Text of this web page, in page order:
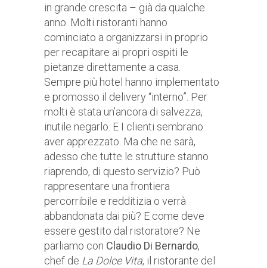
in grande crescita – già da qualche
anno. Molti ristoranti hanno
cominciato a organizzarsi in proprio
per recapitare ai propri ospiti le
pietanze direttamente a casa.
Sempre più hotel hanno implementato
e promosso il delivery “interno”. Per
molti è stata un’ancora di salvezza,
inutile negarlo. E I clienti sembrano
aver apprezzato. Ma che ne sarà,
adesso che tutte le strutture stanno
riaprendo, di questo servizio? Può
rappresentare una frontiera
percorribile e redditizia o verrà
abbandonata dai più? E come deve
essere gestito dal ristoratore? Ne
parliamo con Claudio Di Bernardo,
chef de La Dolce Vita, il ristorante del